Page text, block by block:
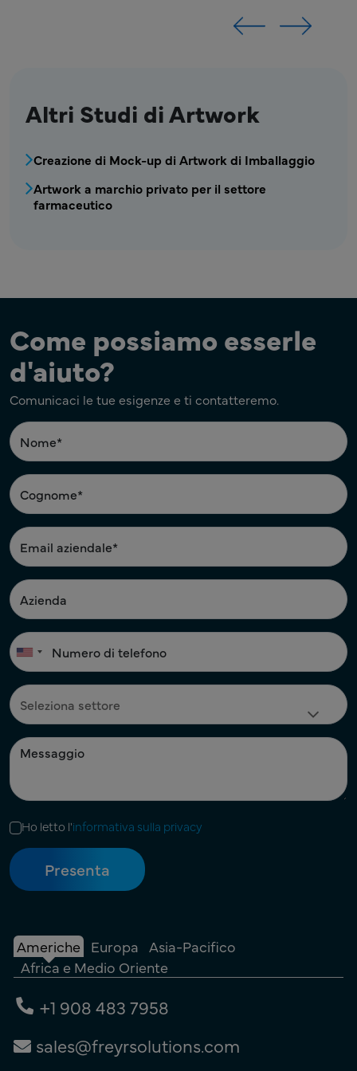
Altri Studi di Artwork
MPR - Blocco Menu Studio Artwork
Creazione di Mock-up di Artwork di Imballaggio
Artwork a marchio privato per il settore
farmaceutico
Come possiamo esserle
d'aiuto?
Comunicaci le tue esigenze e ti contatteremo.
Ho letto l'informativa sulla privacy
Americhe Europa Asia-Pacifico
Africa e Medio Oriente
+1 908 483 7958
sales@freyrsolutions.com